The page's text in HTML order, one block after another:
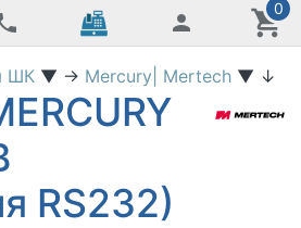
0
ШК ▼ → Mercury| Mertech ▼ ↓
RS232)